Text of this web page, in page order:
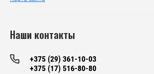
Наши контакты
+375 (29) 361-10-03
+375 (17) 516-80-80